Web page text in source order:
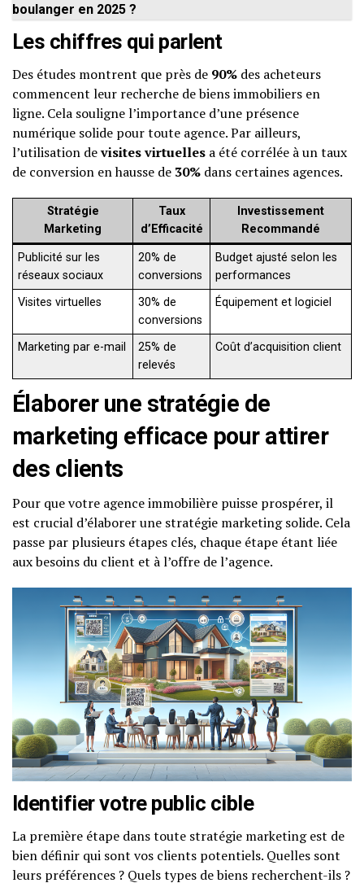
boulanger en 2025 ?
Les chiffres qui parlent
Des études montrent que près de 90% des acheteurs
commencent leur recherche de biens immobiliers en
ligne. Cela souligne l’importance d’une présence
numérique solide pour toute agence. Par ailleurs,
l’utilisation devisites virtuelles a été corrélée à un taux
de conversion en hausse de 30% dans certaines agences.
Stratégie
Marketing
Taux
d’Efficacité
Investissement
Recommandé
Publicité sur les
réseaux sociaux
20% de
conversions
Budget ajusté selon les
performances
Visites virtuelles
30% de
conversions
Équipement et logiciel
Marketing par e-mail
25% de
relevés
Coût d’acquisition client
Élaborer une stratégie de
marketing efficace pour attirer
des clients
Pour que votre agence immobilière puisse prospérer, il
est crucial d’élaborer une stratégie marketing solide. Cela
passe par plusieurs étapes clés, chaque étape étant liée
aux besoins du client et à l’offre de l’agence.
Identifier votre public cible
La première étape dans toute stratégie marketing est de
bien définir qui sont vos clients potentiels. Quelles sont
leurs préférences ? Quels types de biens recherchent-ils ?